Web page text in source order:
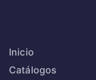
Inicio
Catálogos